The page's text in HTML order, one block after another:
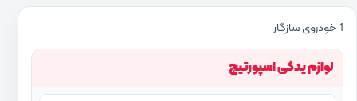
1 خودروی سازگار
لوازم یدکی اسپورتیج